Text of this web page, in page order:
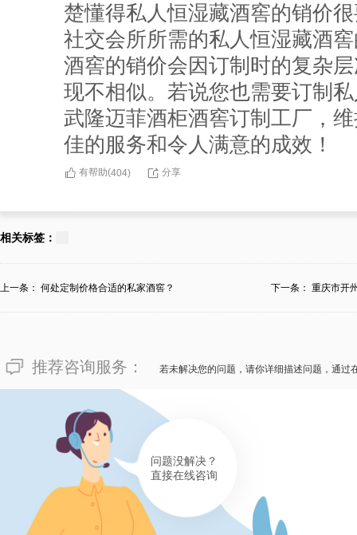
楚懂得私人恒湿藏酒窖的销价
社交会所所需的私人恒湿藏酒
酒窖的销价会因订制时的复杂
现不相似。若说您也需要订制
武隆迈菲酒柜酒窖订制工厂，
佳的服务和令人满意的成效！
有帮助(404) 分享
159****6309
一家专门的订制工厂比销价更
的销价并不是始终的，不同的
会随使用原料、工艺水平要求
窖订制施工综合性服务项目，
制工厂，为您的社交会所增加
有帮助(404 分享
176****1938
面对令人焦灼的“私人恒湿藏酒
的洪生指出：私人恒湿藏酒窖
相关标签：
上一条： 何处定制价格合适的私家酒窖？ 下一条： 重庆市开
推荐咨询服务： 若未解决您的问题，请你详细描述问题，通过
问题没解决？
直接在线咨询